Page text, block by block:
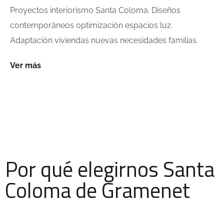
Proyectos interiorismo Santa Coloma. Diseños
contemporáneos optimización espacios luz.
Adaptación viviendas nuevas necesidades familias.
Ver más
Por qué elegirnos Santa
Coloma de Gramenet